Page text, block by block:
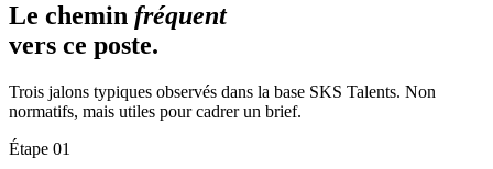
Le chemin fréquent
vers ce poste.
Trois jalons typiques observés dans la base SKS Talents. Non
normatifs, mais utiles pour cadrer un brief.
Étape 01